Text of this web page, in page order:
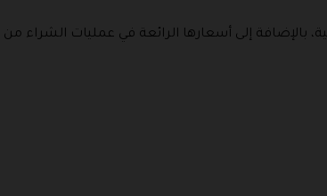
بالإضافة إلى أسعارها الرائعة في عمليات الشراء